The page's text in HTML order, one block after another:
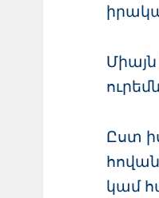
Ըստ
կամ